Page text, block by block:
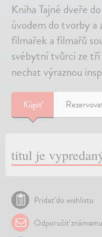
Kniha Tajné dveře
úvodem do tvorby a
filmařek a filmařů
svébytní tvůrci ze
nechat výraznou
Kúpiť
titul je
Pridať do wishlistu
Odporučiť známemu